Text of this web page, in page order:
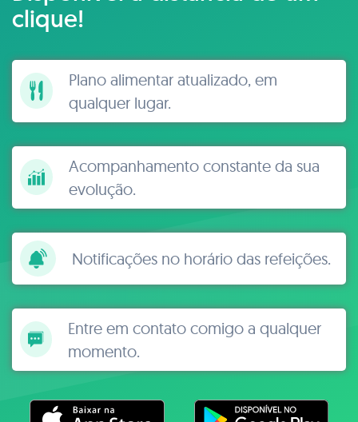
clique!
Plano alimentar atualizado, em
qualquer lugar.
Acompanhamento constante da sua
evolução.
Notificações no horário das refeições.
Entre em contato comigo a qualquer
momento.